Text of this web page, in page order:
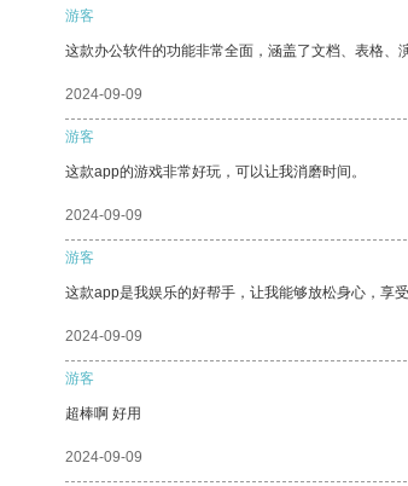
游客
这款办公软件的功能非常全面，涵盖了文档、表格、
2024-09-09
游客
这款app的游戏非常好玩，可以让我消磨时间。
2024-09-09
游客
这款app是我娱乐的好帮手，让我能够放松身心，享受
2024-09-09
游客
超棒啊 好用
2024-09-09